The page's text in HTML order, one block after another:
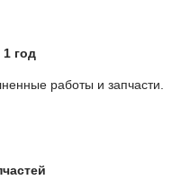
1 год
работы и запчасти.